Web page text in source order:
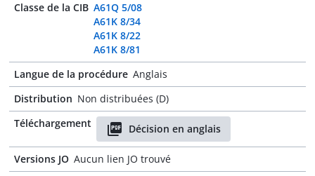
Classe de la CIB A61Q 5/08
A61K 8/34
A61K 8/22
A61K 8/81
Langue de la procédure Anglais
Distribution Non distribuées (D)
Téléchargement
Décision en anglais
Versions JO Aucun lien JO trouvé